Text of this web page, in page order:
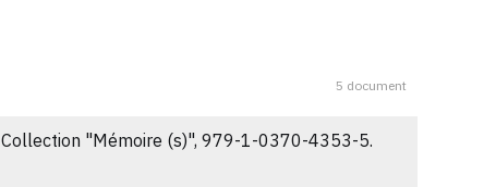
5 document
"Mémoire (s)", 979-1-0370-4353-5.